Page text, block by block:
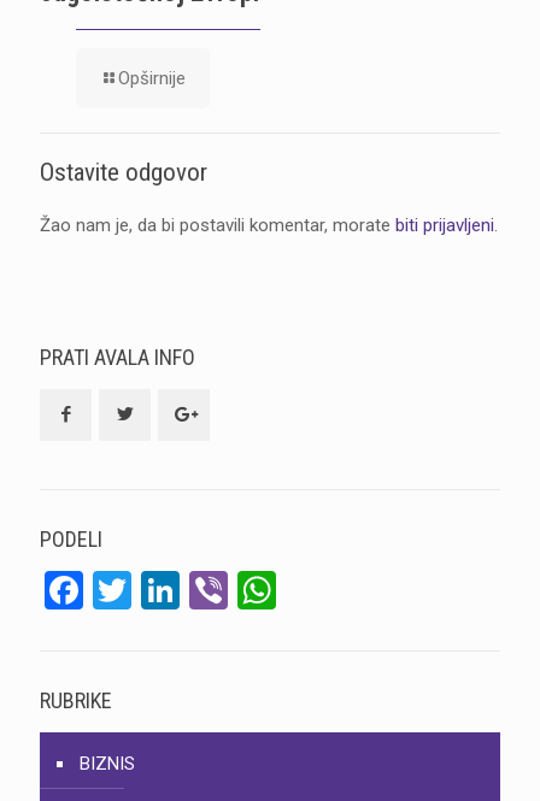
Opširnije
Ostavite odgovor
Žao nam je, da bi postavili komentar, morate biti prijavljeni.
PRATI AVALA INFO
PODELI
Facebook
Twitter
LinkedIn
Viber
RUBRIKE
BIZNIS